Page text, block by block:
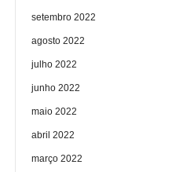
setembro 2022
agosto 2022
julho 2022
junho 2022
maio 2022
abril 2022
março 2022